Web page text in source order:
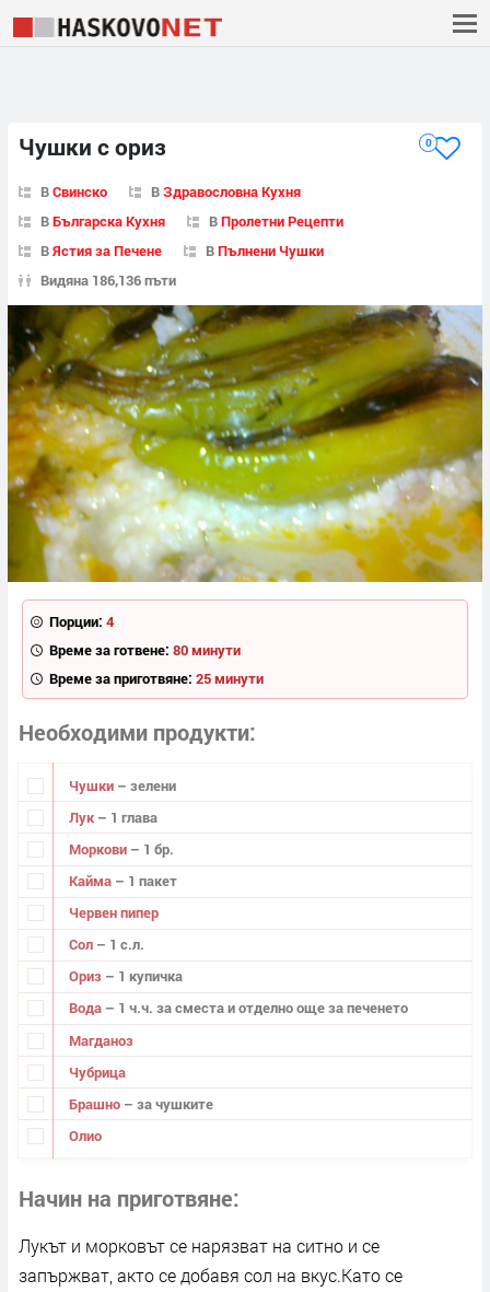
Чушки с ориз 0
ВСвинско ВЗдравословна Кухня
ВБългарска Кухня ВПролетни Рецепти
ВЯстия за Печене ВПълнени Чушки
Видяна 186,136 пъти
Порции: 4
Време за готвене: 80 минути
Време за приготвяне: 25 минути
Необходими продукти
Чушки – зелени
Лук – 1 глава
Моркови – 1 бр.
Кайма – 1 пакет
Червен пипер
Сол – 1 с.л.
Ориз – 1 купичка
Вода – 1 ч.ч. за сместа и отделно още за печенето
Магданоз
Чубрица
Брашно – за чушките
Олио
Начин на приготвяне
Лукът и морковът се нарязват на ситно и се
запържват, акто се добавя сол на вкус.Като се